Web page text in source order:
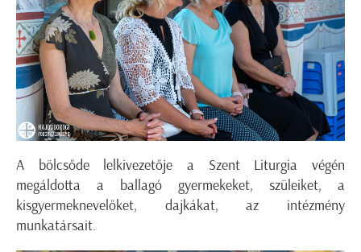
A bölcsőde lelkivezetője a Szent Liturgia végén
megáldotta a ballagó gyermekeket, szüleiket, a
kisgyermeknevelőket, dajkákat, az intézmény
munkatársait.